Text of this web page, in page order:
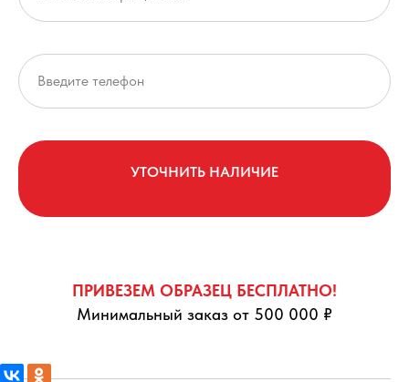
УТОЧНИТЬ НАЛИЧИЕ
ПРИВЕЗЕМ ОБРАЗЕЦ БЕСПЛАТНО!
Минимальный заказ от 500 000 ₽